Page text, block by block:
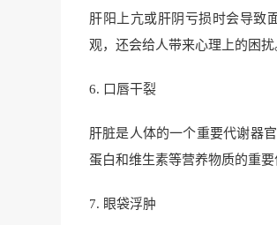
肝阳上亢或肝阴亏损时会导致
观，还会给人带来心理上的困扰
6. 口唇干裂
肝脏是人体的一个重要代谢器
蛋白和维生素等营养物质的重
7. 眼袋浮肿